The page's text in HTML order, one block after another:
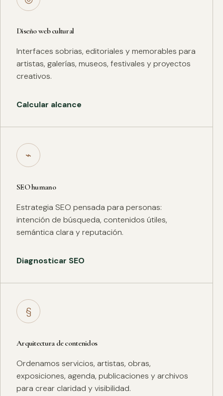
Diseño web cultural
Interfaces sobrias, editoriales y memorables para
artistas, galerías, museos, festivales y proyectos
creativos.
Calcular alcance
⌁
SEO humano
Estrategia SEO pensada para personas:
intención de búsqueda, contenidos útiles,
semántica clara y reputación.
Diagnosticar SEO
§
Arquitectura de contenidos
Ordenamos servicios, artistas, obras,
exposiciones, agenda, publicaciones y archivos
para crear claridad y visibilidad.